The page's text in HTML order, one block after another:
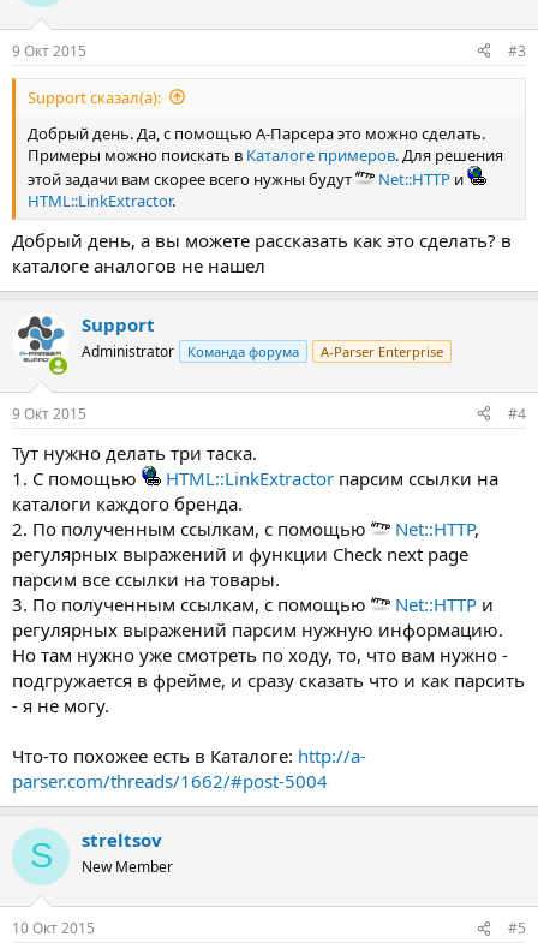
9 Окт 2015 #3
Support сказал(а):
Добрый день. Да, с помощью А-Парсера это можно сделать.
Примеры можно поискать в Каталоге примеров. Для решения
этой задачи вам скорее всего нужны будут
Net::HTTP и
HTML::LinkExtractor.
Добрый день, а вы можете рассказать как это сделать? в
каталоге аналогов не нашел
Support
Administrator Команда форума A-Parser Enterprise
9 Окт 2015 #4
Тут нужно делать три таска.
1. С помощью
HTML::LinkExtractor парсим ссылки на
каталоги каждого бренда.
2. По полученным ссылкам, с помощью
Net::HTTP,
регулярных выражений и функции Check next page
парсим все ссылки на товары.
3. По полученным ссылкам, с помощью
Net::HTTP и
регулярных выражений парсим нужную информацию.
Но там нужно уже смотреть по ходу, то, что вам нужно -
подгружается в фрейме, и сразу сказать что и как парсить
- я не могу.
Что-то похожее есть в Каталоге: http://a-
parser.com/threads/1662/#post-5004
S streltsov
New Member
10 Окт 2015 #5